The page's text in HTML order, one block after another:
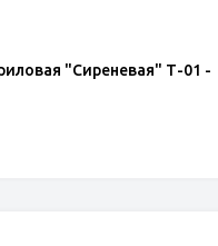
"Сиреневая" Т-01 -